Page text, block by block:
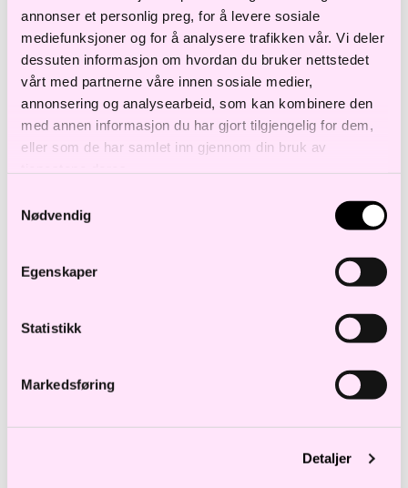
annonser et personlig preg, for å levere sosiale
mediefunksjoner og for å analysere trafikken vår. Vi deler
dessuten informasjon om hvordan du bruker nettstedet
vårt med partnerne våre innen sosiale medier,
annonsering og analysearbeid, som kan kombinere den
med annen informasjon du har gjort tilgjengelig for dem,
eller som de har samlet inn gjennom din bruk av
Nødvendig
Egenskaper
Statistikk
Markedsføring
Detaljer
beslutninger knyttet til fysisk infrastruktur,
cyber/ ikt, personell, samt M&A og joint
venture.
Vi håper å se deg den 12. februar!
Andreas Gard Meyer
a.meyer@haavind.no